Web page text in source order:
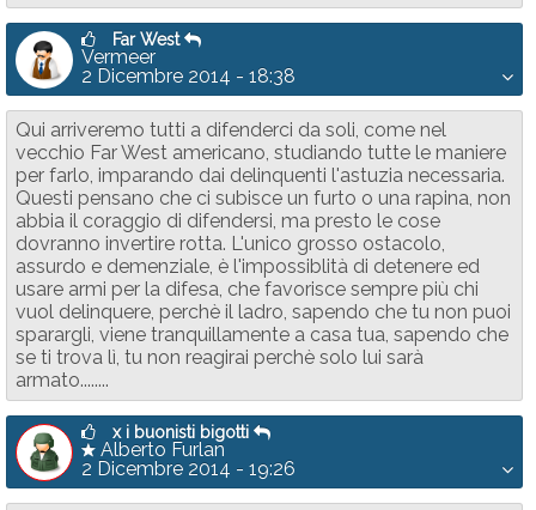
Far West
Vermeer
2 Dicembre 2014 - 18:38
Qui arriveremo tutti a difenderci da soli, come nel
vecchio Far West americano, studiando tutte le maniere
per farlo, imparando dai delinquenti l'astuzia necessaria.
Questi pensano che ci subisce un furto o una rapina, non
abbia il coraggio di difendersi, ma presto le cose
dovranno invertire rotta. L'unico grosso ostacolo,
assurdo e demenziale, è l'impossiblità di detenere ed
usare armi per la difesa, che favorisce sempre più chi
vuol delinquere, perchè il ladro, sapendo che tu non puoi
sparargli, viene tranquillamente a casa tua, sapendo che
se ti trova lì, tu non reagirai perchè solo lui sarà
armato........
x i buonisti bigotti
Alberto Furlan
2 Dicembre 2014 - 19:26